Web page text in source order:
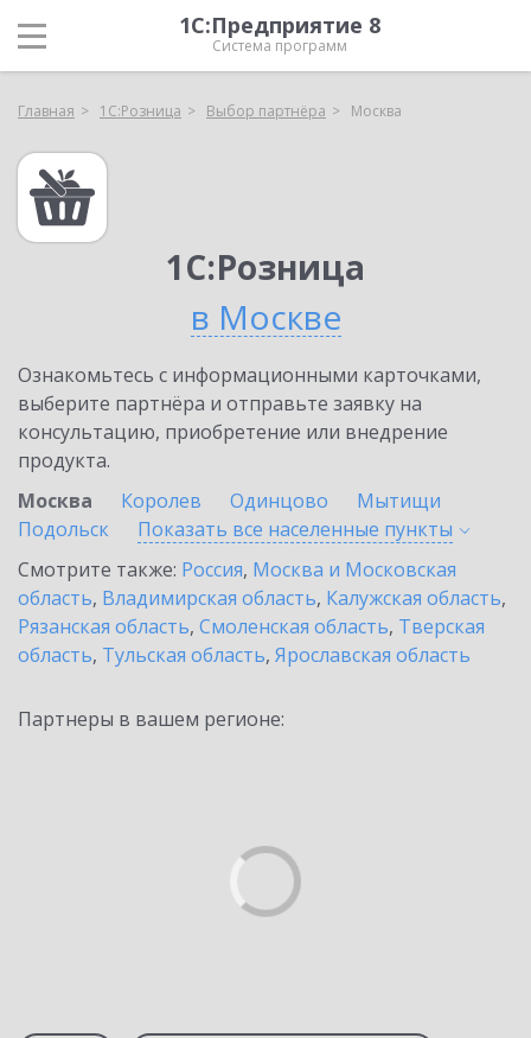
1С:Предприятие 8
Система программ
Главная 1С:Розница Выбор партнёра Москва
1С:Розница
в Москве
Ознакомьтесь с информационными карточками,
выберите партнёра и отправьте заявку на
консультацию, приобретение или внедрение
продукта.
Москва
Королев Одинцово
Мытищи
Подольск
Показать все населенные пункты
Смотрите также: Россия, Москва и Московская
область, Владимирская область, Калужская область,
Рязанская область, Смоленская область, Тверская
область, Тульская область, Ярославская область
Партнеры в вашем регионе: